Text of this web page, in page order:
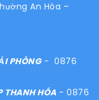
An Hòa –
PHÒNG- 0876
THANH HÓA - 0876